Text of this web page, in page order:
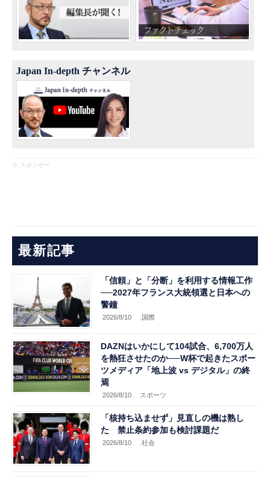
Japan In-depth チャンネル
※ スポンサー
最新記事
「信頼」と「分断」を利用する情報工作
──2027年フランス大統領選と日本への
警鐘
2026/8/10 .国際
DAZNはいかにして104試合、6,700万人
を熱狂させたのか──W杯で起きたスポー
ツメディア「地上波 vs デジタル」の終
焉
2026/8/10 スポーツ
「核持ち込ませず」見直しの機は熟し
た 禁止条約参加も検討課題だ
2026/8/10 .社会